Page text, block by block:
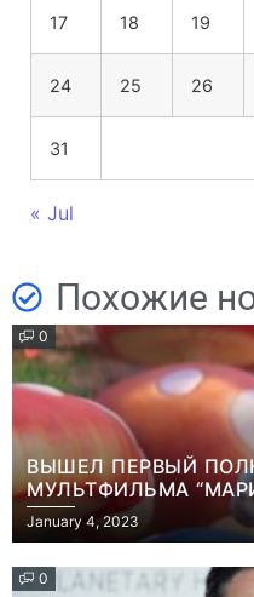
17 18 19
24 25 26
31
« Jul
Похожие
0
ВЫШЕЛ ПЕРВЫЙ
МУЛЬТФИЛЬМА
January 4, 2023
0